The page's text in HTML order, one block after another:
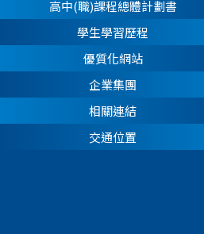
高中(職)課程總體計劃書
學生學習歷程
優質化網站
企業集團
相關連結
交通位置